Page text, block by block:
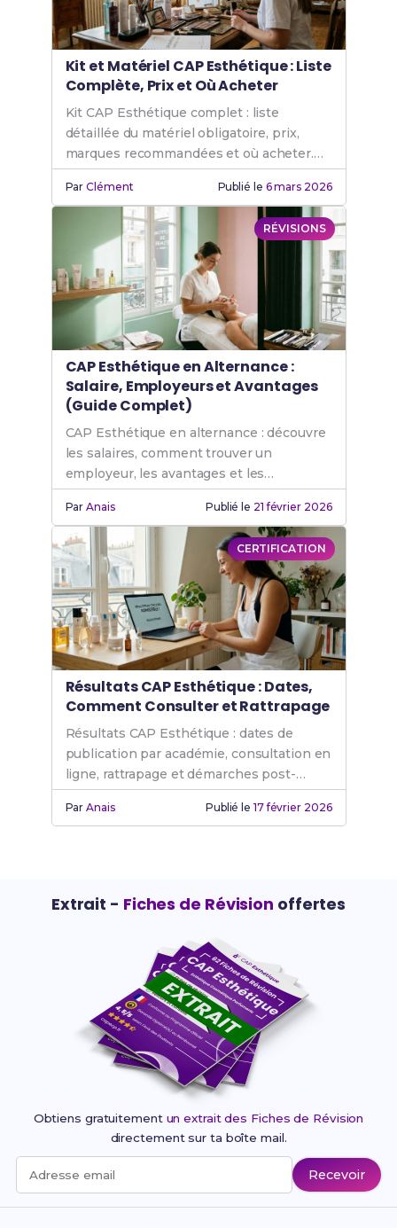
Kit et Matériel CAP Esthétique : Liste
Complète, Prix et Où Acheter
Kit CAP Esthétique complet : liste
détaillée du matériel obligatoire, prix,
marques recommandées et où acheter.
Guide d'achat complet pour réussir ton
examen.
ParClément Publié le 6 mars 2026
RÉVISIONS
CAP Esthétique en Alternance :
Salaire, Employeurs et Avantages
(Guide Complet)
CAP Esthétique en alternance : découvre
les salaires, comment trouver un
employeur, les avantages et les
inconvénients. Guide complet avec grille
de rémunération.
ParAnais Publié le 21 février 2026
CERTIFICATION
Résultats CAP Esthétique : Dates,
Comment Consulter et Rattrapage
Résultats CAP Esthétique : dates de
publication par académie, consultation en
ligne, rattrapage et démarches post-
résultats. Guide complet 2026.
ParAnais Publié le 17 février 2026
Extrait - Fiches de Révision offertes
Obtiens gratuitement un extrait des Fiches de Révision
directement sur ta boîte mail.
Adresse email Recevoir